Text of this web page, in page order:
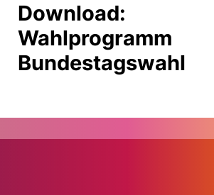
Download:
Wahlprogramm
Bundestagswahl